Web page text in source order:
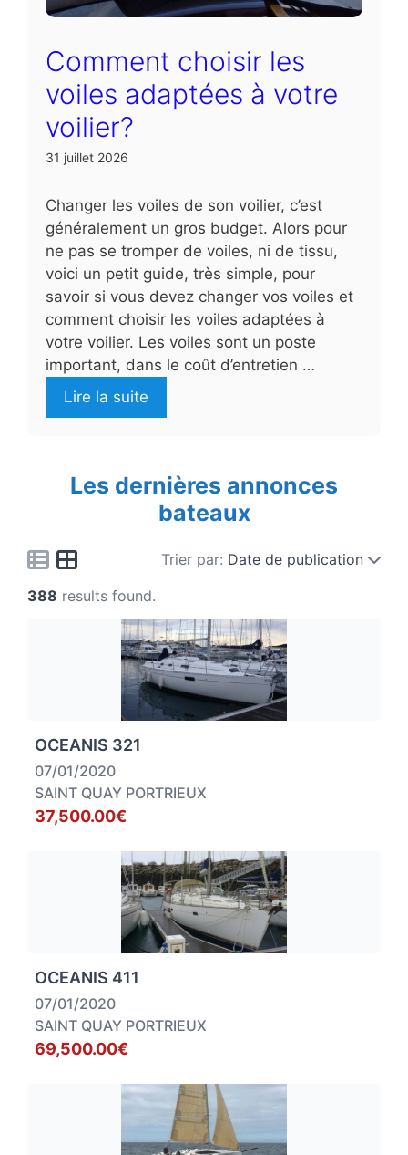
Comment choisir les
voiles adaptées à votre
voilier?
31 juillet 2026
Changer les voiles de son voilier, c’est
généralement un gros budget. Alors pour
ne pas se tromper de voiles, ni de tissu,
voici un petit guide, très simple, pour
savoir si vous devez changer vos voiles et
comment choisir les voiles adaptées à
votre voilier. Les voiles sont un poste
important, dans le coût d’entretien …
Lire la suite
Les dernières annonces
bateaux
Trier par: Date de publication
388 results found.
OCEANIS 321
07/01/2020
SAINT QUAY PORTRIEUX
37,500.00€
OCEANIS 411
07/01/2020
SAINT QUAY PORTRIEUX
69,500.00€